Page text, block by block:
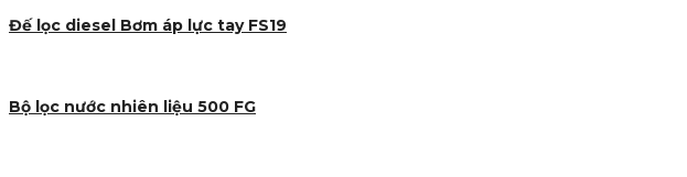
Đế lọc diesel Bơm áp lực tay FS19
Bộ lọc nước nhiên liệu 500 FG